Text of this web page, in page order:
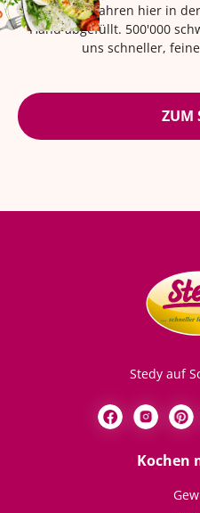
Seit über 42 Jahren hier in
Hand abgefüllt. 500'000
uns schneller,
ZUM
Stedy auf
Kochen